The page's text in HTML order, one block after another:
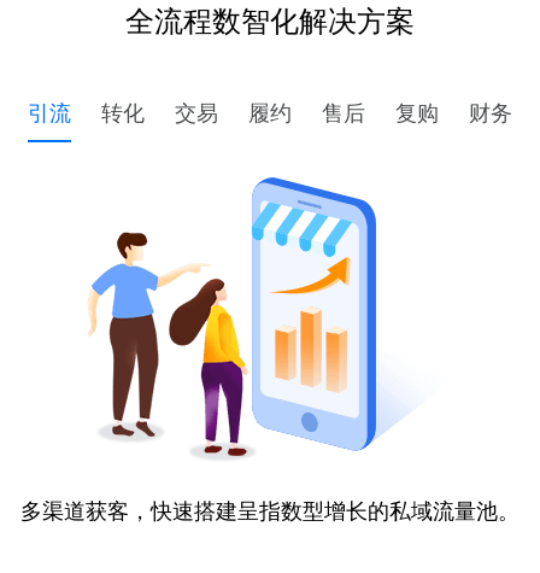
全流程数智化解决方案
引流 转化 交易 履约 售后 复购 财务
多渠道获客，快速搭建呈指数型增长的私域流量池。